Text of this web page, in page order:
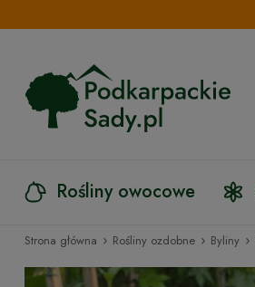
Rośliny owocowe
Strona główna › Rośliny ozdobne › Byliny ›